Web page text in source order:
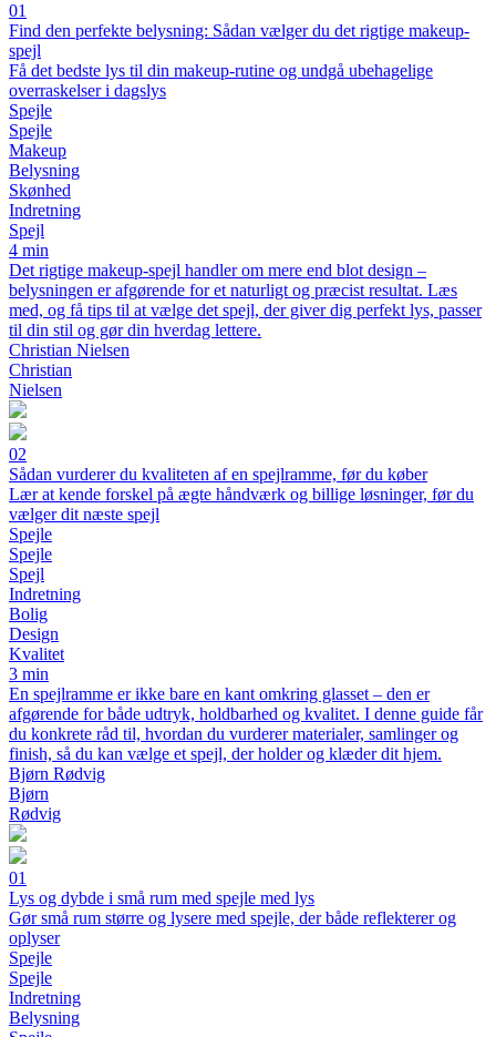
01
Find den perfekte belysning: Sådan vælger du det rigtige makeup-
spejl
Få det bedste lys til din makeup-rutine og undgå ubehagelige
overraskelser i dagslys
Spejle
Spejle
Makeup
Belysning
Skønhed
Indretning
Spejl
4 min
Det rigtige makeup-spejl handler om mere end blot design –
belysningen er afgørende for et naturligt og præcist resultat. Læs
med, og få tips til at vælge det spejl, der giver dig perfekt lys, passer
til din stil og gør din hverdag lettere.
Christian Nielsen
Christian
Nielsen
02
Sådan vurderer du kvaliteten af en spejlramme, før du køber
Lær at kende forskel på ægte håndværk og billige løsninger, før du
vælger dit næste spejl
Spejle
Spejle
Spejl
Indretning
Bolig
Design
Kvalitet
3 min
En spejlramme er ikke bare en kant omkring glasset – den er
afgørende for både udtryk, holdbarhed og kvalitet. I denne guide får
du konkrete råd til, hvordan du vurderer materialer, samlinger og
finish, så du kan vælge et spejl, der holder og klæder dit hjem.
Bjørn Rødvig
Bjørn
Rødvig
01
Lys og dybde i små rum med spejle med lys
Gør små rum større og lysere med spejle, der både reflekterer og
oplyser
Spejle
Spejle
Indretning
Belysning